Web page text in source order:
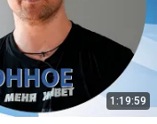
1:19:59